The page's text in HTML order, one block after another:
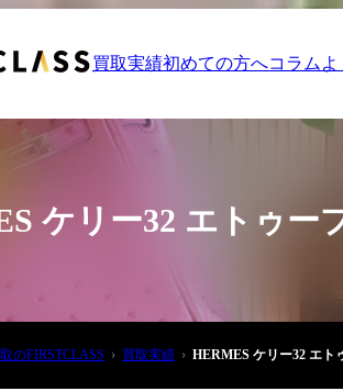
買取実績初めての方へコラム
5890
ケリー32 エトゥー
のFIRSTCLASS 買取実績 HERMES ケリー32 エト